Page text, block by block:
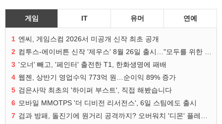
게임 IT 유머 연예
1 엔씨, 게임스컴 2026서 미공개 신작 최초 공개
2
3 '오너' 빼고, '페인터' 출전한 T1, 한화생명에 패배
4 웹젠, 상반기 영업수익 773억 원…순이익 89% 증가
5 검은사막 최초의 '하이퍼 부스트', 직접 해봤습니다
6 모바일 MMOTPS '더 디비전 리서전스', 6일 스팀에도 출시
7